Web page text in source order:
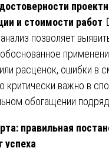
и стоимости работ
позволяет
расценок, ошибки в
критически важно в
обогащении
правильная
успеха